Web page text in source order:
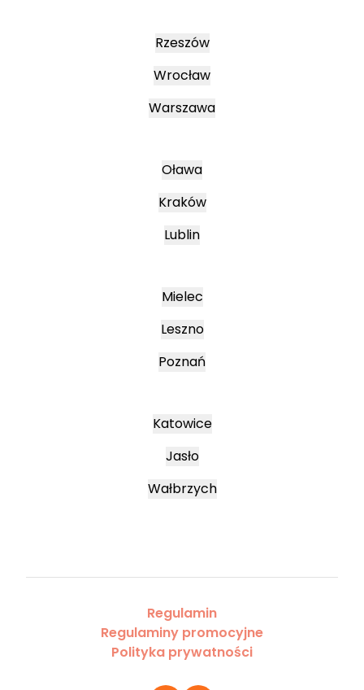
Rzeszów
Wrocław
Warszawa
Oława
Kraków
Lublin
Mielec
Leszno
Poznań
Katowice
Jasło
Wałbrzych
Regulamin
Regulaminy promocyjne
Polityka prywatności